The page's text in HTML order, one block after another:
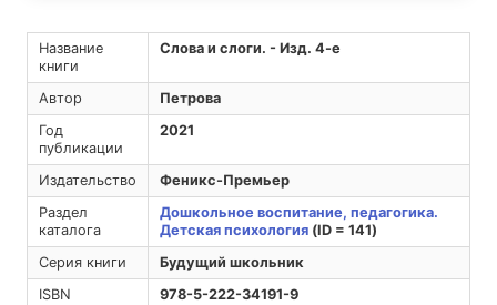
Название
книги
Слова и слоги. - Изд. 4-е
Автор
Петрова
Год
публикации
2021
Издательство
Феникс-Премьер
Раздел
каталога
Дошкольное воспитание, педагогика.
Детская психология(ID = 141)
Серия книги
Будущий школьник
ISBN
978-5-222-34191-9